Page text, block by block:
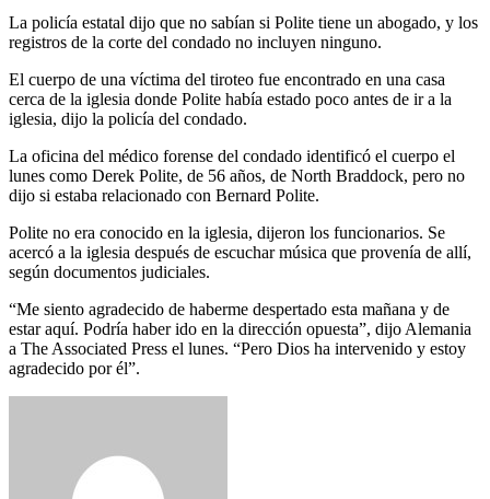
La policía estatal dijo que no sabían si Polite tiene un abogado, y los
registros de la corte del condado no incluyen ninguno.
El cuerpo de una víctima del tiroteo fue encontrado en una casa
cerca de la iglesia donde Polite había estado poco antes de ir a la
iglesia, dijo la policía del condado.
La oficina del médico forense del condado identificó el cuerpo el
lunes como Derek Polite, de 56 años, de North Braddock, pero no
dijo si estaba relacionado con Bernard Polite.
Polite no era conocido en la iglesia, dijeron los funcionarios. Se
acercó a la iglesia después de escuchar música que provenía de allí,
según documentos judiciales.
“Me siento agradecido de haberme despertado esta mañana y de
estar aquí. Podría haber ido en la dirección opuesta”, dijo Alemania
a The Associated Press el lunes. “Pero Dios ha intervenido y estoy
agradecido por él”.